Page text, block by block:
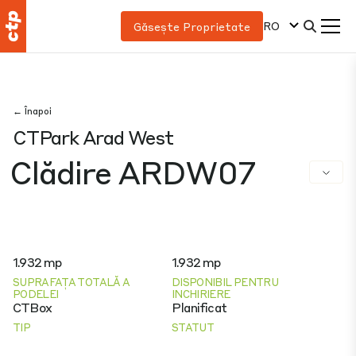
Găsește Proprietate RO
← Înapoi
CTPark Arad West
Clădire ARDW07
1.932 mp
SUPRAFAȚA TOTALĂ A
PODELEI
1.932 mp
DISPONIBIL PENTRU
INCHIRIERE
CTBox
TIP
Planificat
STATUT